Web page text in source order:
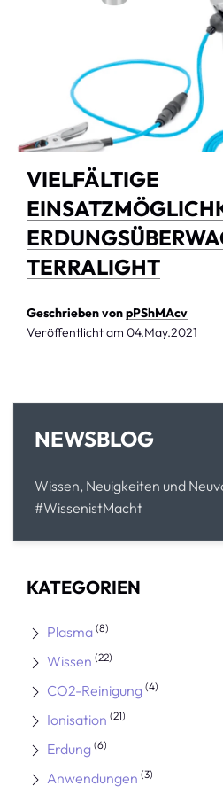
VIELFÄLTIGE
TERRALIGHT
Geschrieben vonpPShMAcv
Veröffentlicht am 04.May.2021
NEWSBLOG
Wissen, Neuigkeiten und
#WissenistMacht
KATEGORIEN
Plasma (8)
Wissen (22)
CO2-Reinigung (4)
Ionisation (21)
Erdung (6)
Anwendungen (3)